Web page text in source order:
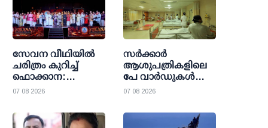
സേവന വീഥിയില്‍
ചരിത്രം കുറിച്ച്
ഫൊക്കാന:
കല്‍ഹാരിയില്‍
പുതിയ പ്രഭാതം
07 08 2026
സര്‍ക്കാര്‍
ആശുപത്രികളിലെ
പേ വാര്‍ഡുകള്‍
ഇനി എല്ലാവര്‍ക്കും;
ഒഴിവാക്കി
07 08 2026